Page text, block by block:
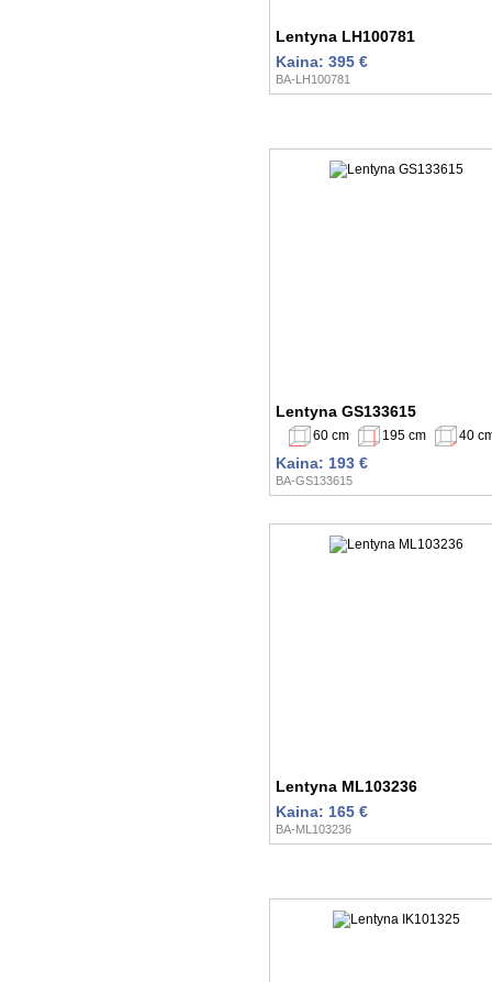
Lentyna LH100781
Kaina: 395 €
BA-LH100781
Lentyna GS133615
60 cm 195 cm 40
Kaina: 193 €
BA-GS133615
Lentyna ML103236
Kaina: 165 €
BA-ML103236